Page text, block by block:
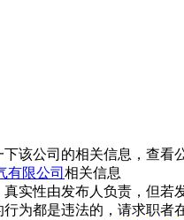
该公司的相关信息，查看
有限公司 相关信息
实性由发布人负责，但若
为都是违法的，请求职者